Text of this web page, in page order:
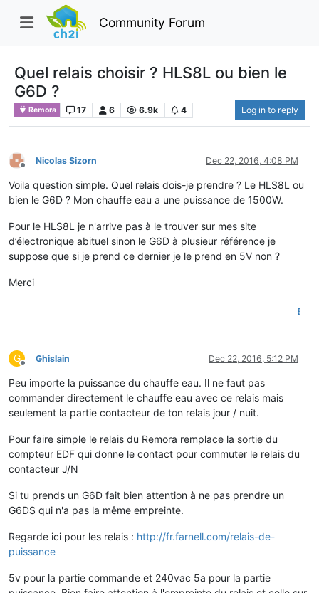
Community Forum
Quel relais choisir ? HLS8L ou bien le
G6D ?
Remora 17 6 6.9k 4 Log in to reply
Offline
Nicolas Sizorn Dec 22, 2016, 4:08 PM
Voila question simple. Quel relais dois-je prendre ? Le HLS8L ou
bien le G6D ? Mon chauffe eau a une puissance de 1500W.
Pour le HLS8L je n'arrive pas à le trouver sur mes site
d’électronique abituel sinon le G6D à plusieur référence je
suppose que si je prend ce dernier je le prend en 5V non ?
Merci
G
Offline
Ghislain Dec 22, 2016, 5:12 PM
Peu importe la puissance du chauffe eau. Il ne faut pas
commander directement le chauffe eau avec ce relais mais
seulement la partie contacteur de ton relais jour / nuit.
Pour faire simple le relais du Remora remplace la sortie du
compteur EDF qui donne le contact pour commuter le relais du
contacteur J/N
Si tu prends un G6D fait bien attention à ne pas prendre un
G6DS qui n'a pas la même empreinte.
Regarde ici pour les relais : http://fr.farnell.com/relais-de-
puissance
5v pour la partie commande et 240vac 5a pour la partie